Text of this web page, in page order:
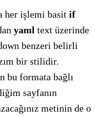
her işlemi basit if
yaml text üzerinde
benzeri belirli
bir stilidir.
bu formata bağlı
sayfanın
metinin de o